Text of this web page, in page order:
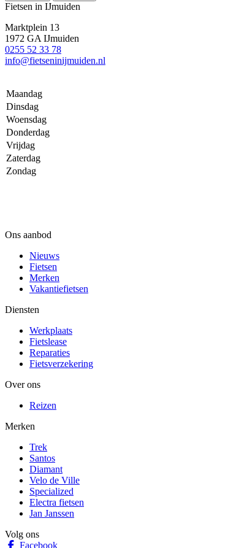
Fietsen in IJmuiden
Marktplein 13
1972 GA IJmuiden
0255 52 33 78
info@fietseninijmuiden.nl
Maandag
Dinsdag
Woensdag
Donderdag
Vrijdag
Zaterdag
Zondag
Ons aanbod
Nieuws
Fietsen
Merken
Vakantiefietsen
Diensten
Werkplaats
Fietslease
Reparaties
Fietsverzekering
Over ons
Reizen
Merken
Trek
Santos
Diamant
Velo de Ville
Specialized
Electra fietsen
Jan Janssen
Volg ons
Facebook